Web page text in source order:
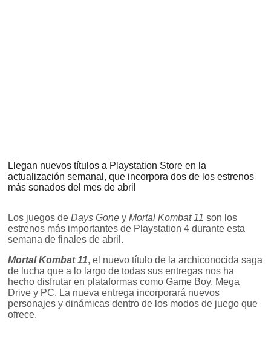
Llegan nuevos títulos a Playstation Store en la
actualización semanal, que incorpora dos de los estrenos
más sonados del mes de abril
Los juegos deDays Gone yMortal Kombat 11 son los
estrenos más importantes de Playstation 4 durante esta
semana de finales de abril.
Mortal Kombat 11, el nuevo título de la archiconocida saga
de lucha que a lo largo de todas sus entregas nos ha
hecho disfrutar en plataformas como Game Boy, Mega
Drive y PC. La nueva entrega incorporará nuevos
personajes y dinámicas dentro de los modos de juego que
ofrece.